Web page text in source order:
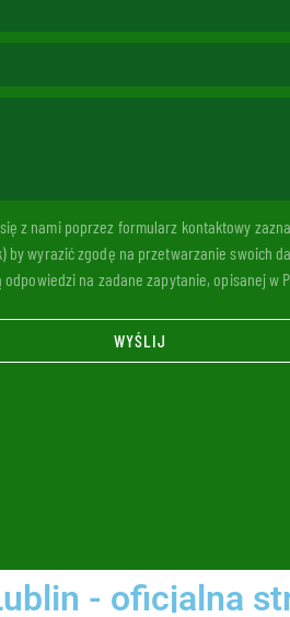
z nami poprzez formularz kontaktowy
by wyrazić zgodę na przetwarzanie swoich
na zadane zapytanie, opisanej w
WYŚLIJ
- oficjalna